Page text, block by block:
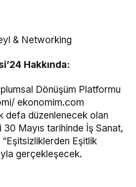
& Networking
Hakkında:
Dönüşüm Platformu
ekonomim.com
defa düzenlenecek olan
Mayıs tarihinde İş Sanat,
Eşitlik
gerçekleşecek.